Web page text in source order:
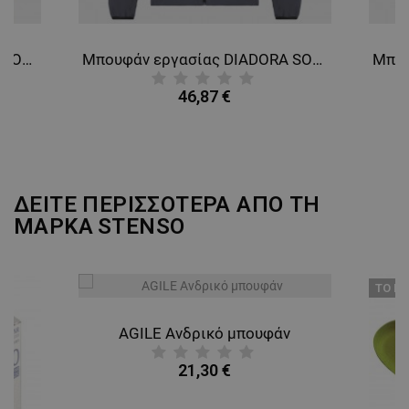
Μπουφάν εργασίας DIADORA SOFTSHELL SMART 2.0 NAVY Μπουφάν εργασίας DIADORA SOFTSHELL SMART 2.0 STEEL GREY
46,87 €
ΔΕΙΤΕ ΠΕΡΙΣΣΟΤΕΡΑ ΑΠΟ ΤΗ
ΜΑΡΚΑ STENSO
AGILE Ανδρικό μπουφάν
21,30 €
ТΟ